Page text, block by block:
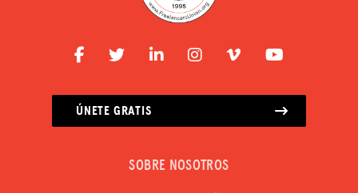
ÚNETE GRATIS
SOBRE NOSOTROS